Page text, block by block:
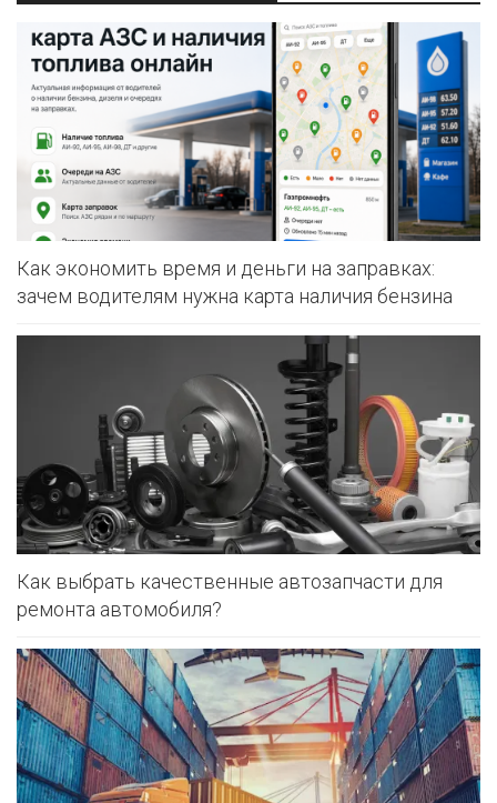
Как экономить время и деньги на заправках:
зачем водителям нужна карта наличия бензина
Как выбрать качественные автозапчасти для
ремонта автомобиля?